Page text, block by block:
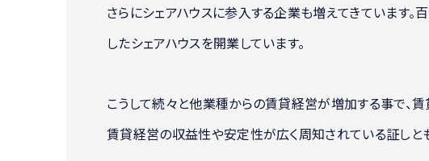
さらにシェアハウスに参入する企業も増えてきています
したシェアハウスを開業しています。
こうして続々と他業種からの賃貸経営が増加する事で、
賃貸経営の収益性や安定性が広く周知されている証しと